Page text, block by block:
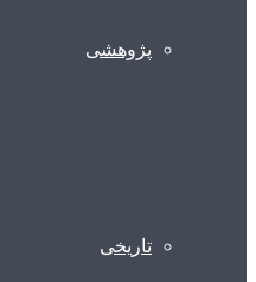
پژوهشی
تاریخی